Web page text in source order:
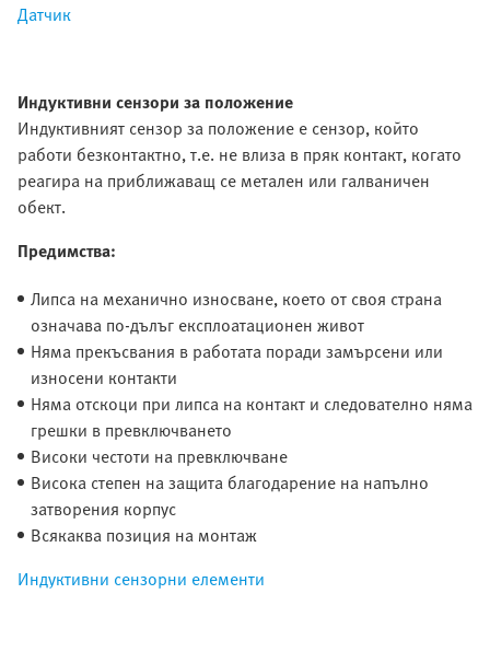
Датчик
Индуктивни сензори за положение
Индуктивният сензор за положение е сензор, който
работи безконтактно, т.е. не влиза в пряк контакт, когато
реагира на приближаващ се метален или галваничен
обект.
Предимства:
Липса на механично износване, което от своя страна
означава по-дълъг експлоатационен живот
Няма прекъсвания в работата поради замърсени или
износени контакти
Няма отскоци при липса на контакт и следователно няма
грешки в превключването
Високи честоти на превключване
Висока степен на защита благодарение на напълно
затворения корпус
Всякаква позиция на монтаж
Индуктивни сензорни елементи